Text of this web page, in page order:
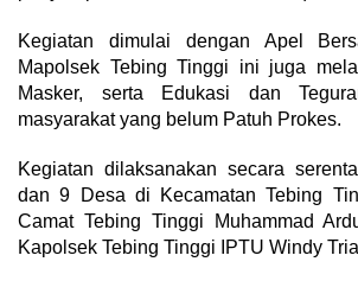
Kegiatan dimulai dengan Apel
Mapolsek Tebing Tinggi ini juga
Masker, serta Edukasi dan
masyarakat yang belum Patuh Prokes.
Kegiatan dilaksanakan secara
dan 9 Desa di Kecamatan Tebing
Camat Tebing Tinggi Muhammad
Kapolsek Tebing Tinggi IPTU Windy